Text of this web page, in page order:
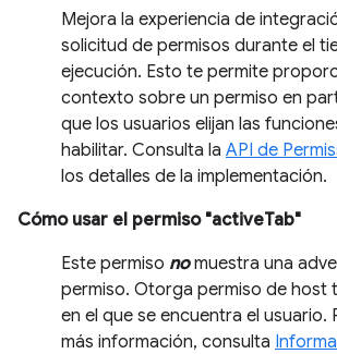
Mejora la experiencia de
solicitud de permisos durante el
ejecución. Esto te permite
contexto sobre un permiso en
que los usuarios elijan las
habilitar. Consulta la API de
los detalles de la implementación.
Cómo usar el permiso "activeTab"
Este permiso nomuestra una
permiso. Otorga permiso de host
en el que se encuentra el usuario.
más información, consulta